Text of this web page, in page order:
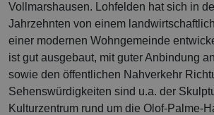
Vollmarshausen. Lohfelden hat sich in
Jahrzehnten von einem
einer modernen Wohngemeinde
ist gut ausgebaut, mit guter Anbindung
sowie den öffentlichen Nahverkehr
Sehenswürdigkeiten sind u.a. der
Kulturzentrum rund um die Olof-Palme-